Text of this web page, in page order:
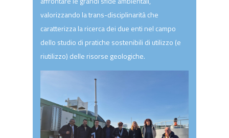
valorizzando la trans-disciplinarità che
caratterizza la ricerca dei due enti nel campo
dello studio di pratiche sostenibili di utilizzo (e
riutilizzo) delle risorse geologiche.